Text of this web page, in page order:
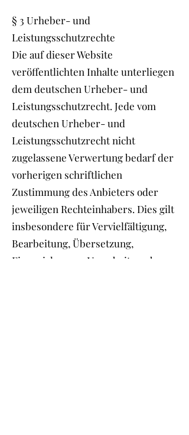
§ 3 Urheber- und
Leistungsschutzrechte
Die auf dieser Website
veröffentlichten Inhalte unterliegen
dem deutschen Urheber- und
Leistungsschutzrecht. Jede vom
deutschen Urheber- und
Leistungsschutzrecht nicht
zugelassene Verwertung bedarf der
vorherigen schriftlichen
Zustimmung des Anbieters oder
jeweiligen Rechteinhabers. Dies gilt
insbesondere für Vervielfältigung,
Bearbeitung, Übersetzung,
Einspeicherung, Verarbeitung bzw.